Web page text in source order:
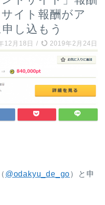
イト報酬がア
し込もう
12月18日 / 2019年2月24日
@odakyu_de_go）と申